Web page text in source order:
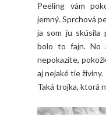
Peeling vám
jemný. Sprchová
ja som ju skúsila
bolo to fajn. No
nepokazíte,
aj nejaké tie živiny.
Taká trojka, ktorá